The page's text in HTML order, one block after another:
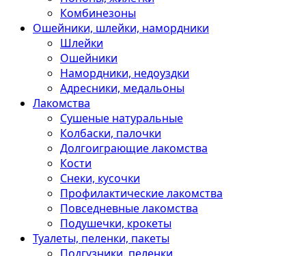
Комбинезоны
Ошейники, шлейки, намордники
Шлейки
Ошейники
Намордники, недоуздки
Адресники, медальоны
Лакомства
Сушеные натуральные
Колбаски, палочки
Долгоиграющие лакомства
Кости
Снеки, кусочки
Профилактические лакомства
Повседневные лакомства
Подушечки, крокеты
Туалеты, пеленки, пакеты